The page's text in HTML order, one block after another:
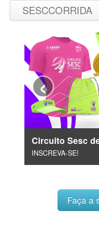
SESCCORRIDA
Circuito Sesc
INSCREVA-SE!
‹
Faça a